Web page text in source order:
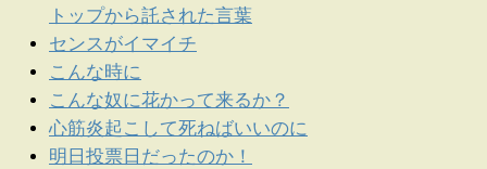
トップから託された言葉
センスがイマイチ
こんな時に
こんな奴に花かって来るか？
心筋炎起こして死ねばいいのに
明日投票日だったのか！